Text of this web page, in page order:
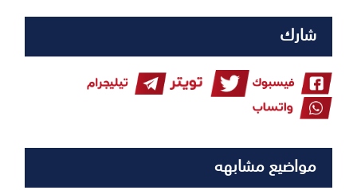
شارك
مواضيع مشابهه